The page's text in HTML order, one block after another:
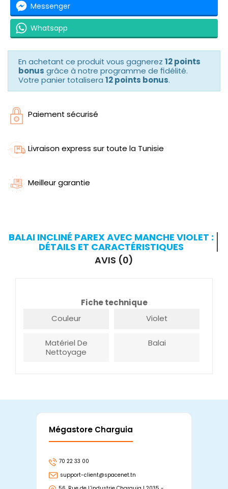
Messenger
Whatsapp
En achetant ce produit vous gagnerez 12 points
bonus grâce à notre programme de fidélité.
Votre panier totalisera 12 points bonus.
Paiement sécurisé
Livraison express sur toute la Tunisie
Meilleur garantie
BALAI INCLINÉ PAREX AVEC MANCHE VIOLET :
DÉTAILS ET CARACTÉRISTIQUES
AVIS (0)
Fiche technique
Couleur
Violet
Matériel De
Nettoyage
Balai
Mégastore Charguia
70 22 33 00
support-client@spacenet.tn